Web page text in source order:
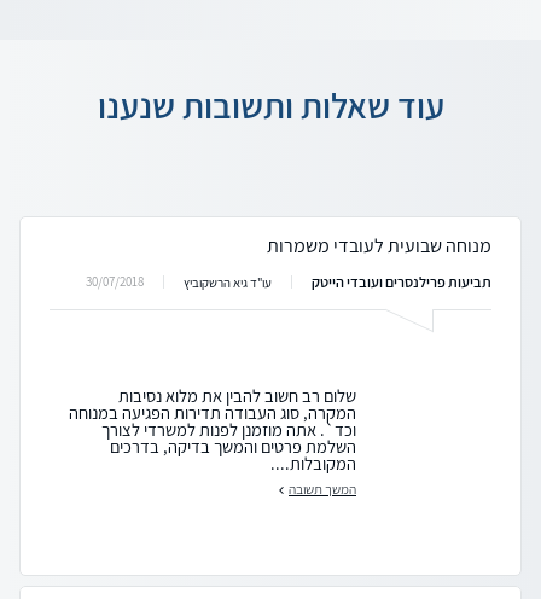
עוד שאלות ותשובות שנענו
מנוחה שבועית לעובדי משמרות
תביעות פרילנסרים ועובדי הייטק עו"ד גיא הרשקוביץ 30/07/2018
שלום רב חשוב להבין את מלוא נסיבות
המקרה, סוג העבודה תדירות הפגיעה במנוחה
וכד`. אתה מוזמנן לפנות למשרדי לצורך
השלמת פרטים והמשך בדיקה, בדרכים
המקובלות....
המשך תשובה